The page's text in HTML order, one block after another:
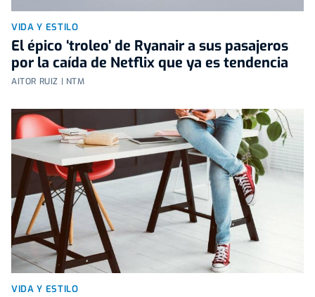
VIDA Y ESTILO
El épico ‘troleo’ de Ryanair a sus pasajeros
por la caída de Netflix que ya es tendencia
AITOR RUIZ | NTM
VIDA Y ESTILO